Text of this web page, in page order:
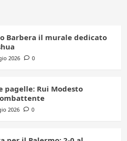
Barbera il murale dedicato
2026 0
pagelle: Rui Modesto
2026 0